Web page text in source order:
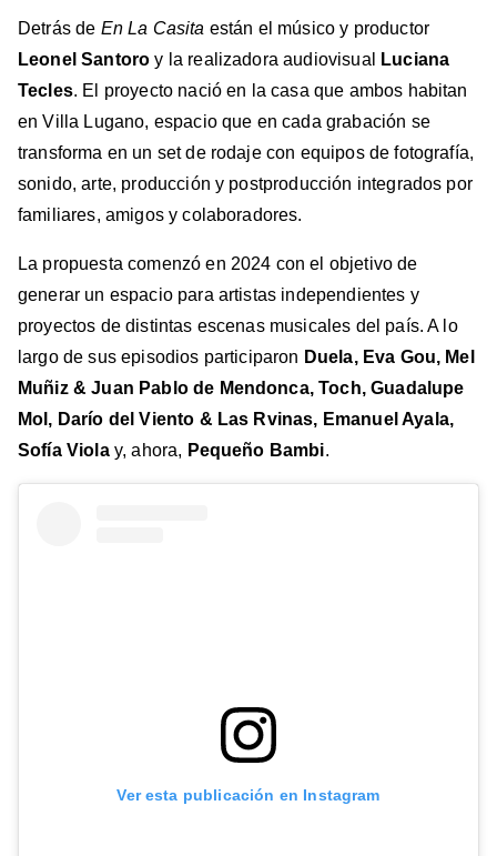
Detrás de En La Casita están el músico y productor
Leonel Santoro y la realizadora audiovisual
Luciana
Tecles. El proyecto nació en la casa que ambos habitan
en Villa Lugano, espacio que en cada grabación se
transforma en un set de rodaje con equipos de fotografía,
sonido, arte, producción y postproducción integrados por
familiares, amigos y colaboradores.
La propuesta comenzó en 2024 con el objetivo de
generar un espacio para artistas independientes y
proyectos de distintas escenas musicales del país. A lo
largo de sus episodios participaron Duela, Eva Gou, Mel
Muñiz & Juan Pablo de Mendonca, Toch, Guadalupe
Mol, Darío del Viento & Las Rvinas, Emanuel Ayala,
Sofía Violay, ahora, Pequeño Bambi.
Ver esta publicación en Instagram